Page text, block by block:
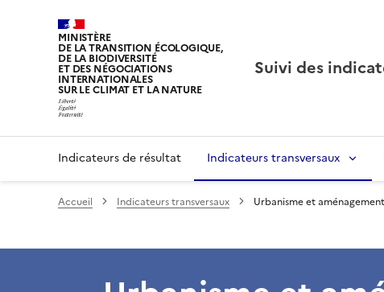
MINISTÈRE
DE LA TRANSITION ÉCOLOGIQUE,
DE LA BIODIVERSITÉ
ET DES NÉGOCIATIONS
INTERNATIONALES
SUR LE CLIMAT ET LA NATURE
Suivi des
Indicateurs de résultat Indicateurs transversaux
Accueil Indicateurs transversaux Urbanisme et aménagement